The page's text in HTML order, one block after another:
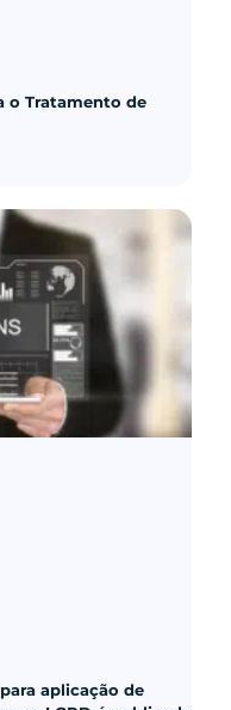
o Tratamento de
aplicação de